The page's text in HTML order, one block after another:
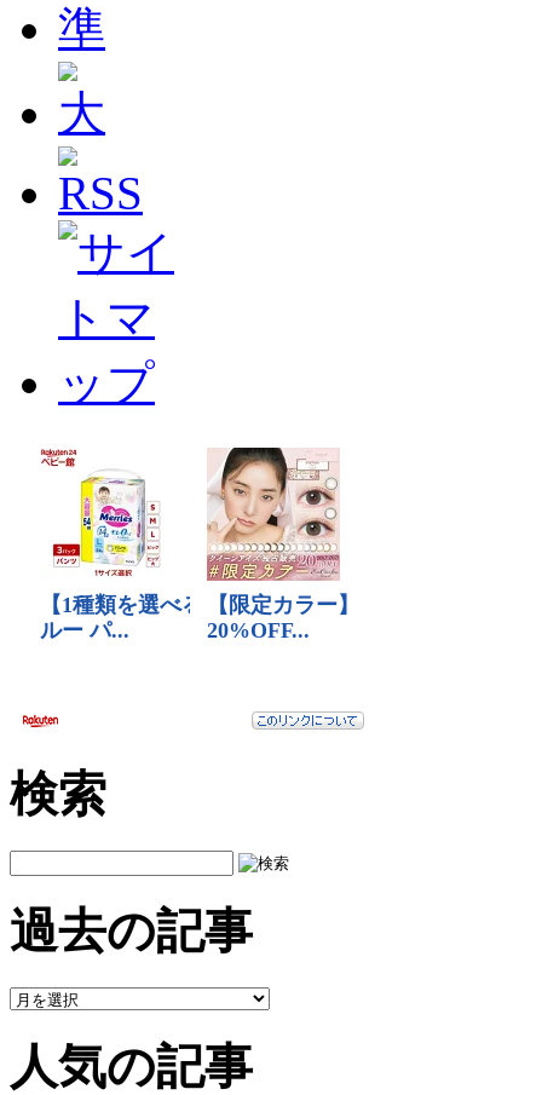
検索
過去の記事
人気の記事